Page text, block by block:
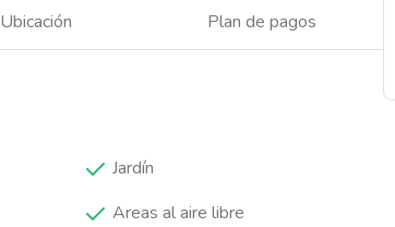
Ubicación Plan de pagos
Jardín
Areas al aire libre